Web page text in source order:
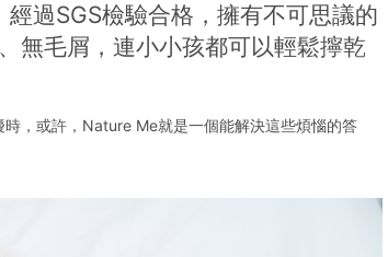
過SGS檢驗合格，擁有不可思議的
無毛屑，連小小孩都可以輕鬆擰乾
，或許，Nature Me就是一個能解決這些煩惱的答